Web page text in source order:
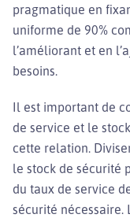
pragmatique en
uniforme de 90%
l’améliorant et en
besoins.
Il est important de
de service et le
cette relation.
le stock de sécurité
du taux de service
sécurité nécessaire.